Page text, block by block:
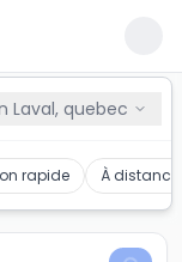
Laval, quebec
rapide À distance